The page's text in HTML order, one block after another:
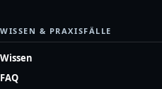
WISSEN & PRAXISFÄLLE
Wissen
FAQ